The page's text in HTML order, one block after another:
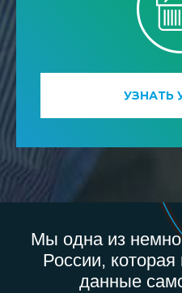
УЗНАТЬ
Мы одна из
России, которая
данные